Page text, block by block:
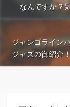
なんですか？
ジャンゴライン
ジャズの御紹介